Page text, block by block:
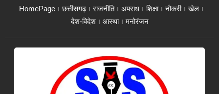
HomePage छत्तीसगढ़ राजनीति अपराध शिक्षा नौकरी
खेल
देश-विदेश
आस्था मनोरंजन